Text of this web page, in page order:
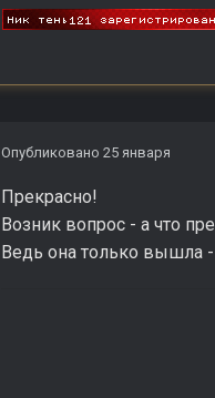
Опубликовано 25 января
Прекрасно!
Возник вопрос - а что
Ведь она только вышла -